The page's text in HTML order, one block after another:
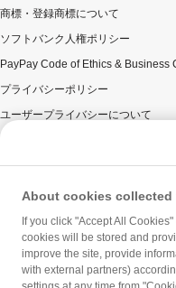
商標・登録商標について
ソフトバンク人権ポリシー
PayPay Code of Ethics & Business
プライバシーポリシー
ユーザープライバシーについて
ウェブサイト利用規約
反社会的勢力に対する方針
勧誘方針
マネロン等基本方針
カスタマーハラスメントに関する
About cookies
If you click "Accept All
cookies will be stored and
improve the site, provide
with external partners)